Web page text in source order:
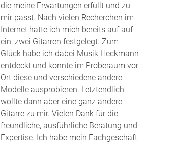
die meine Erwartungen erfüllt und zu
mir passt. Nach vielen Recherchen im
Internet hatte ich mich bereits auf auf
ein, zwei Gitarren festgelegt. Zum
Glück habe ich dabei Musik Heckmann
entdeckt und konnte im Proberaum vor
Ort diese und verschiedene andere
Modelle ausprobieren. Letztendlich
wollte dann aber eine ganz andere
Gitarre zu mir. Vielen Dank für die
freundliche, ausführliche Beratung und
Expertise. Ich habe mein Fachgeschäft